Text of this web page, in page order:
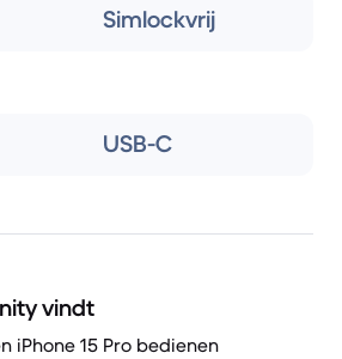
Simlockvrij
USB-C
vindt
iPhone 15 Pro bedienen